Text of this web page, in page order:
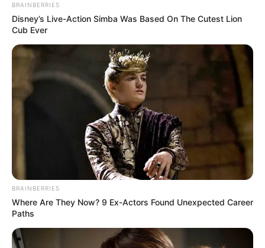
BRAINBERRIES
Disney’s Live-Action Simba Was Based On The Cutest Lion
Cub Ever
BRAINBERRIES
Where Are They Now? 9 Ex-Actors Found Unexpected Career
Paths